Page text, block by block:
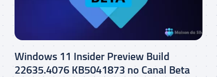
Windows 11 Insider Preview Build
22635.4076 KB5041873 no Canal Beta